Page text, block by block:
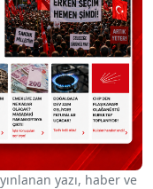
yazı, haber ve